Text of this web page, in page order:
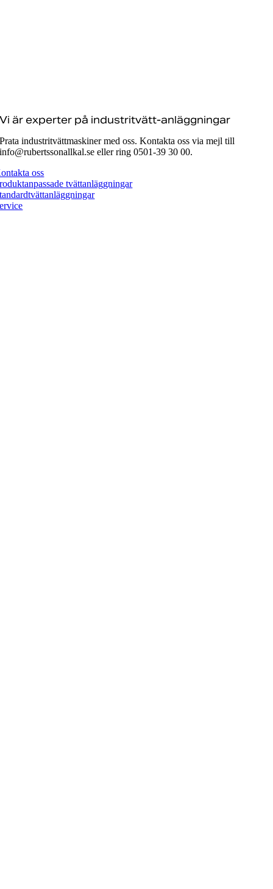
Vi är experter på industritvätt-anläggningar
Prata industritvättmaskiner med oss. Kontakta oss via mejl till
info@rubertssonallkal.se eller ring 0501-39 30 00.
oss
tvättanläggningar